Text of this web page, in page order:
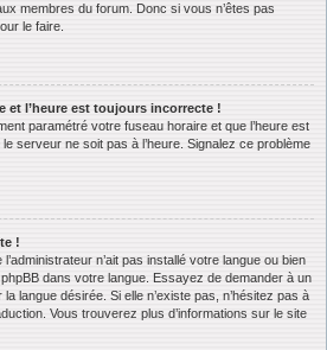
membres du forum. Donc si vous n’êtes pas
le faire.
et l’heure est toujours incorrecte !
paramétré votre fuseau horaire et que l’heure est
serveur ne soit pas à l’heure. Signalez ce problème
!
n’ait pas installé votre langue ou bien
dans votre langue. Essayez de demander à un
langue désirée. Si elle n’existe pas, n’hésitez pas à
Vous trouverez plus d’informations sur le site